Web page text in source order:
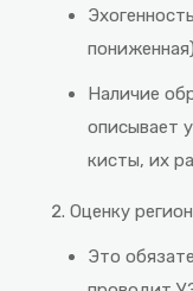
Наличие
описывает
кисты, их
Оценку
Это